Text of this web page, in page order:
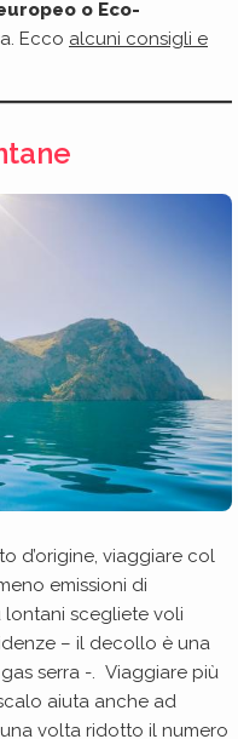
o Eco-
Ecco alcuni consigli e
d’origine, viaggiare col
emissioni di
lontani scegliete voli
– il decollo è una
serra -. Viaggiare più
aiuta anche ad
volta ridotto il numero